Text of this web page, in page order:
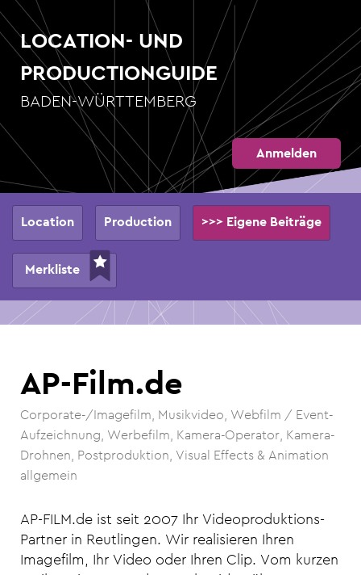
Direkt
zum
Inhalt
LOCATION- UND
PRODUCTIONGUIDE
BADEN-WÜRTTEMBERG
Anmelden
Hauptnavigation
Location Production >>> Eigene Beiträge
Merkliste
AP-Film.de
Corporate-/Imagefilm Musikvideo Webfilm / Event-
Aufzeichnung Werbefilm Kamera-Operator Kamera-
Drohnen Postproduktion, Visual Effects & Animation
allgemein
AP-FILM.de ist seit 2007 Ihr Videoproduktions-
Partner in Reutlingen. Wir realisieren Ihren
Imagefilm, Ihr Video oder Ihren Clip. Vom kurzen